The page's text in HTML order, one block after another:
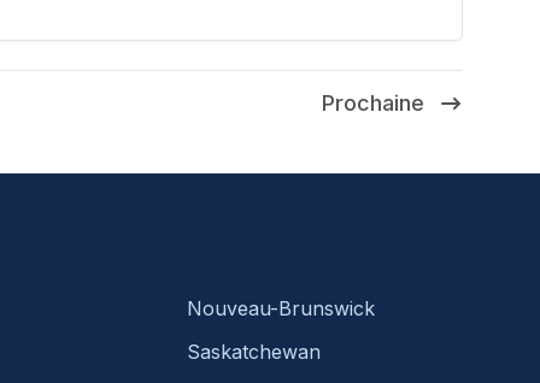
Prochaine
Nouveau-Brunswick
Saskatchewan